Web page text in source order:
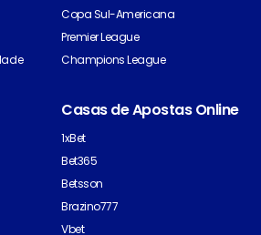
Copa Sul-Americana
Premier League
Champions League
Casas de Apostas Online
1xBet
Bet365
Betsson
Brazino777
Vbet